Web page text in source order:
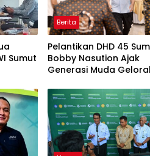
Sumut
Berita
Pelantikan DHD 45
Bobby Nasution Ajak
Generasi Muda